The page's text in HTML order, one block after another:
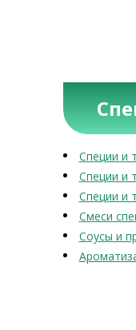
Специи и
Специи и
Специи и
Смеси
Соусы и